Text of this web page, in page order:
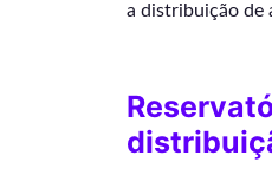
a distribuição de